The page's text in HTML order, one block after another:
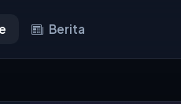
Berita